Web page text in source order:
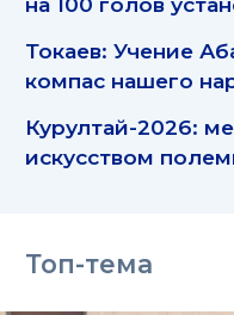
Токаев: Учение
компас нашего
Курултай-2026:
искусством
Топ-тема